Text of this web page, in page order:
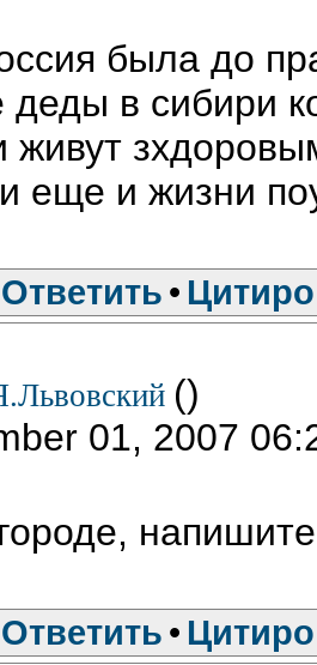
была до
деды в сибири
еще и жизни
Ответить •
()
01, 2007
напишите
Ответить •